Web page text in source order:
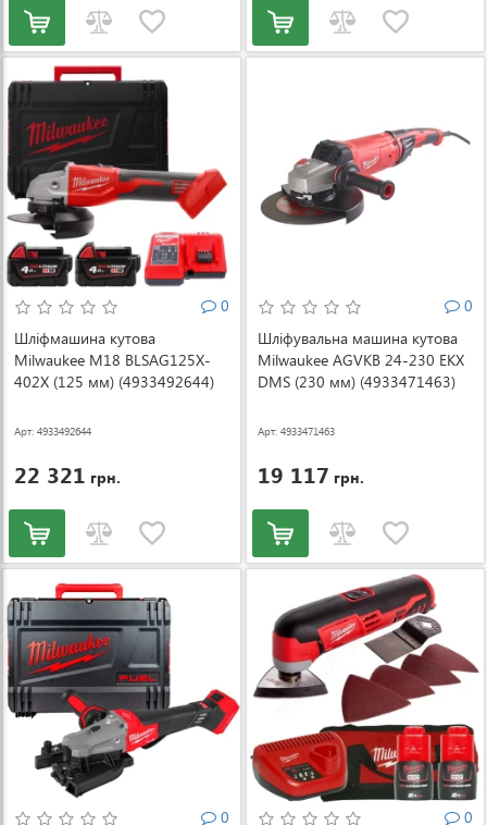
0
Шліфмашина кутова
Milwaukee M18 BLSAG125X-
402X (125 мм) (4933492644)
Арт: 4933492644
22 321 грн.
0
Шліфувальна машина кутова
Milwaukee AGVKB 24-230 EKX
DMS (230 мм) (4933471463)
Арт: 4933471463
19 117 грн.
0 0